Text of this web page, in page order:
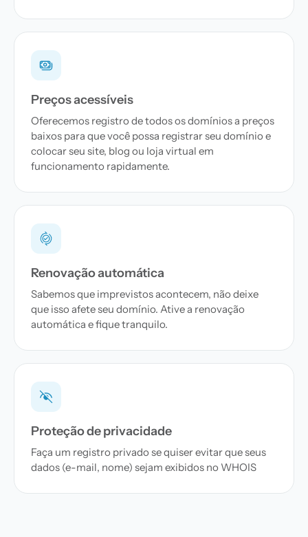
Preços acessíveis
Oferecemos registro de todos os domínios a preços
baixos para que você possa registrar seu domínio e
colocar seu site, blog ou loja virtual em
funcionamento rapidamente.
Renovação automática
Sabemos que imprevistos acontecem, não deixe
que isso afete seu domínio. Ative a renovação
automática e fique tranquilo.
Proteção de privacidade
Faça um registro privado se quiser evitar que seus
dados (e-mail, nome) sejam exibidos no WHOIS